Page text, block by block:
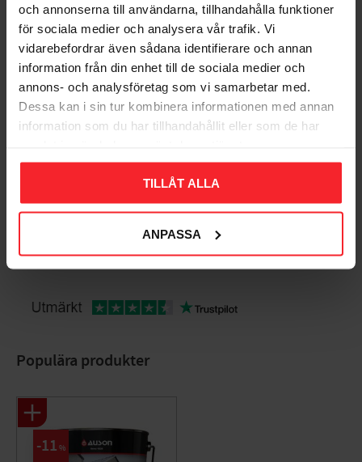
och annonserna till användarna, tillhandahålla funktioner
för sociala medier och analysera vår trafik. Vi
vidarebefordrar även sådana identifierare och annan
information från din enhet till de sociala medier och
annons- och analysföretag som vi samarbetar med.
Dessa kan i sin tur kombinera informationen med annan
information som du har tillhandahållit eller som de har
TILLÅT ALLA
ANPASSA
Bedømmelser
Dig
Gem som favorit
Populära produkter
11 %